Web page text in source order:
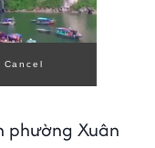
Cancel
phường Xuân